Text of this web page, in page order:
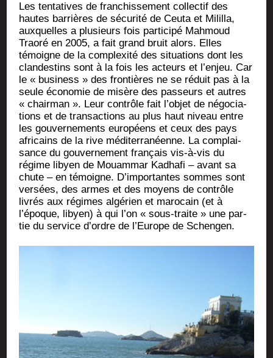
Les ten­ta­tives de fran­chis­se­ment col­lec­tif des
hautes bar­rières de sécu­ri­té de Ceu­ta et Milil­la,
aux­quelles a plu­sieurs fois par­ti­ci­pé Mah­moud
Trao­ré en 2005, a fait grand bruit alors. Elles
témoigne de la com­plexi­té des situa­tions dont les
clan­des­tins sont à la fois les acteurs et l’enjeu. Car
le « busi­ness » des fron­tières ne se réduit pas à la
seule éco­no­mie de misère des pas­seurs et autres
« chair­man ». Leur contrôle fait l’objet de négo­cia­
tions et de tran­sac­tions au plus haut niveau entre
les gou­ver­ne­ments euro­péens et ceux des pays
afri­cains de la rive médi­ter­ra­néenne. La com­plai­
sance du gou­ver­ne­ment fran­çais vis-à-vis du
régime libyen de Mouam­mar Kadha­fi – avant sa
chute – en témoigne. D’importantes sommes sont
ver­sées, des armes et des moyens de contrôle
livrés aux régimes algé­rien et maro­cain (et à
l’époque, libyen) à qui l’on « sous-traite » une par­
tie du ser­vice d’ordre de l’Europe de Schengen.